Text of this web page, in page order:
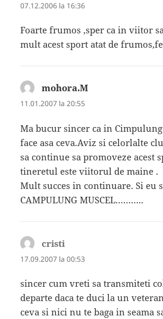
07.12.2006 la 16:36
Foarte frumos ,sper ca in viitor
mult acest sport atat de
mohora.M
11.01.2007 la 20:55
Ma bucur sincer ca in
face asa ceva.Aviz si celorlalte
sa continue sa promoveze acest
tineretul este viitorul de maine .
Mult succes in continuare. Si eu
CAMPULUNG MUSCEL………..
cristi
17.09.2007 la 00:53
sincer cum vreti sa transmiteti
departe daca te duci la un
ceva si nici nu te baga in seama